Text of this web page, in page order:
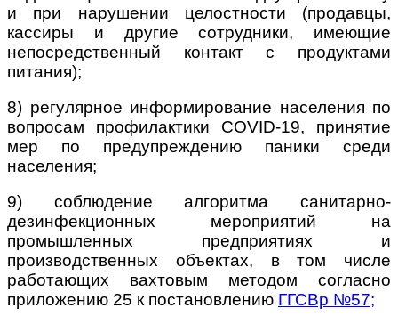
и при нарушении целостности (продавцы,
кассиры и другие сотрудники, имеющие
непосредственный контакт с продуктами
питания);
8) регулярное информирование населения по
вопросам профилактики COVID-19, принятие
мер по предупреждению паники среди
населения;
9) соблюдение алгоритма санитарно-
дезинфекционных мероприятий на
промышленных предприятиях и
производственных объектах, в том числе
работающих вахтовым методом согласно
приложению 25 к постановлению ГГСВр №57;